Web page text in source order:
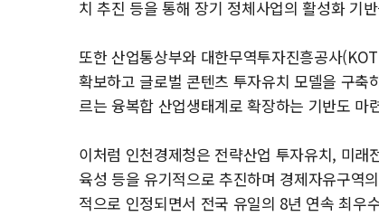
치 추진 등을 통해 장기 정체사업의 활성화 기
또한 산업통상부와 대한무역투자진흥공사
확보하고 글로벌 콘텐츠 투자유치 모델을 구축
르는 융복합 산업생태계로 확장하는 기반도 마
이처럼 인천경제청은 전략산업 투자유치, 미래
육성 등을 유기적으로 추진하며 경제자유구역
적으로 인정되면서 전국 유일의 8년 연속 최우